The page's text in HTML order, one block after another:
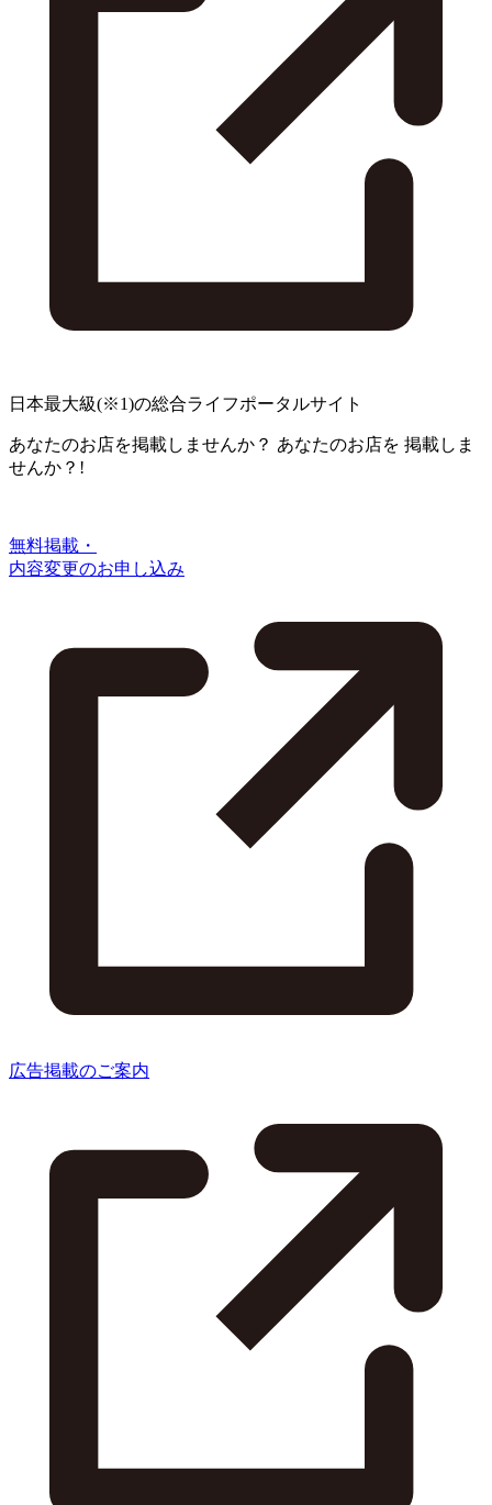
日本最大級(※1)の総合ライフポータルサイト
あなたのお店を掲載しませんか？ あなたのお店を 掲載しま
せんか？!
無料掲載・
内容変更のお申し込み
広告掲載のご案内